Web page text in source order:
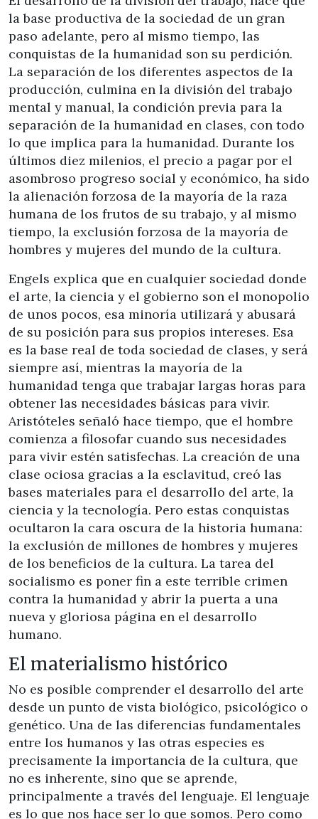
la base productiva de la sociedad de un gran
paso adelante, pero al mismo tiempo, las
conquistas de la humanidad son su perdición.
La separación de los diferentes aspectos de la
producción, culmina en la división del trabajo
mental y manual, la condición previa para la
separación de la humanidad en clases, con todo
lo que implica para la humanidad. Durante los
últimos diez milenios, el precio a pagar por el
asombroso progreso social y económico, ha sido
la alienación forzosa de la mayoría de la raza
humana de los frutos de su trabajo, y al mismo
tiempo, la exclusión forzosa de la mayoría de
hombres y mujeres del mundo de la cultura.
Engels explica que en cualquier sociedad donde
el arte, la ciencia y el gobierno son el monopolio
de unos pocos, esa minoría utilizará y abusará
de su posición para sus propios intereses. Esa
es la base real de toda sociedad de clases, y será
siempre así, mientras la mayoría de la
humanidad tenga que trabajar largas horas para
obtener las necesidades básicas para vivir.
Aristóteles señaló hace tiempo, que el hombre
comienza a filosofar cuando sus necesidades
para vivir estén satisfechas. La creación de una
clase ociosa gracias a la esclavitud, creó las
bases materiales para el desarrollo del arte, la
ciencia y la tecnología. Pero estas conquistas
ocultaron la cara oscura de la historia humana:
la exclusión de millones de hombres y mujeres
de los beneficios de la cultura. La tarea del
socialismo es poner fin a este terrible crimen
contra la humanidad y abrir la puerta a una
nueva y gloriosa página en el desarrollo
humano.
El materialismo histórico
No es posible comprender el desarrollo del arte
desde un punto de vista biológico, psicológico o
genético. Una de las diferencias fundamentales
entre los humanos y las otras especies es
precisamente la importancia de la cultura, que
no es inherente, sino que se aprende,
principalmente a través del lenguaje. El lenguaje
es lo que nos hace ser lo que somos. Pero como